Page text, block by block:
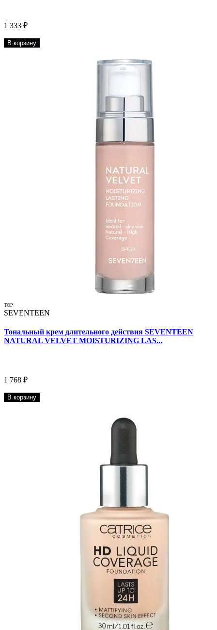
1 333 ₽
В корзину
TOP
SEVENTEEN
Тональный крем длительного действия SEVENTEEN
NATURAL VELVET MOISTURIZING LAS...
1 768 ₽
В корзину